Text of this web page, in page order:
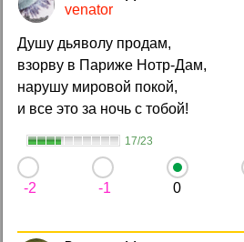
venator
Душу дьяволу продам,
взорву в Париже Нотр-Дам,
нарушу мировой покой,
и все это за ночь с тобой!
17/23
-2 -1 0